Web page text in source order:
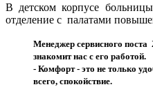
В детском корпусе
отделение с палатами
Менеджер сервисного
знакомит нас с его работой.
- Комфорт - это не только
всего, спокойствие.